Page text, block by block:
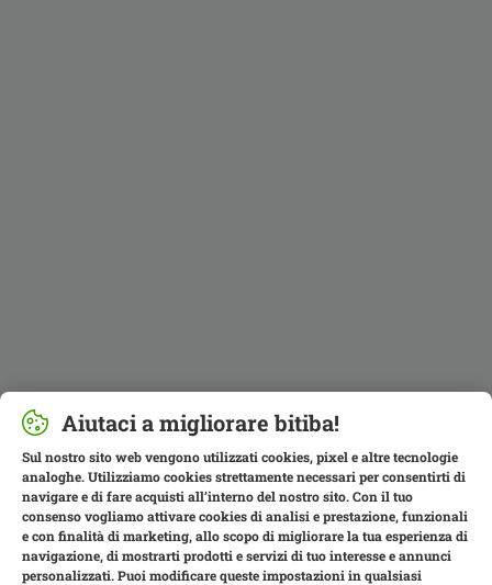
Aiutaci a migliorare bitiba!
Sul nostro sito web vengono utilizzati cookies, pixel e altre tecnologie
analoghe. Utilizziamo cookies strettamente necessari per consentirti di
navigare e di fare acquisti all’interno del nostro sito. Con il tuo
consenso vogliamo attivare cookies di analisi e prestazione, funzionali
e con finalità di marketing, allo scopo di migliorare la tua esperienza di
navigazione, di mostrarti prodotti e servizi di tuo interesse e annunci
personalizzati. Puoi modificare queste impostazioni in qualsiasi